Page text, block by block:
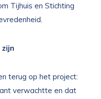
Tijhuis en Stichting
terug op het project:
verwachtte en dat